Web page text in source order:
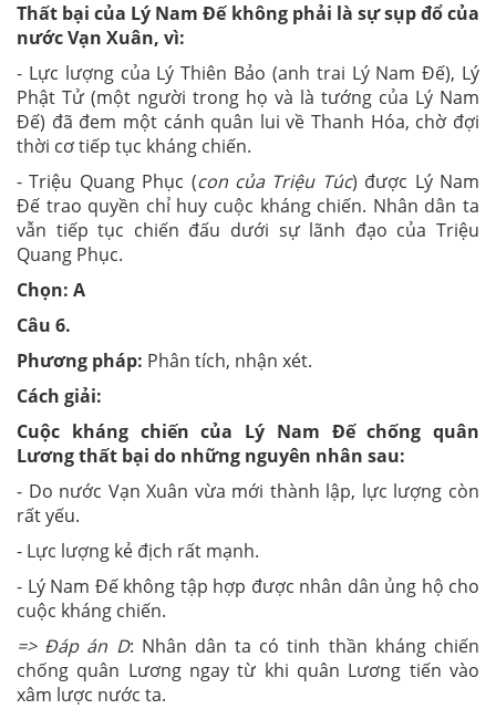
Thất bại của Lý Nam Đế không phải là sự sụp đổ của
nước Vạn Xuân, vì:
- Lực lượng của Lý Thiên Bảo (anh trai Lý Nam Đế), Lý
Phật Tử (một người trong họ và là tướng của Lý Nam
Đế) đã đem một cánh quân lui về Thanh Hóa, chờ đợi
thời cơ tiếp tục kháng chiến.
- Triệu Quang Phục (con của Triệu Túc) được Lý Nam
Đế trao quyền chỉ huy cuộc kháng chiến. Nhân dân ta
vẫn tiếp tục chiến đấu dưới sự lãnh đạo của Triệu
Quang Phục.
Chọn: A
Câu 6.
Phương pháp: Phân tích, nhận xét.
Cách giải:
Cuộc kháng chiến của Lý Nam Đế chống quân
Lương thất bại do những nguyên nhân sau:
- Do nước Vạn Xuân vừa mới thành lập, lực lượng còn
rất yếu.
- Lực lượng kẻ địch rất mạnh.
- Lý Nam Đế không tập hợp được nhân dân ủng hộ cho
cuộc kháng chiến.
=> Đáp án D: Nhân dân ta có tinh thần kháng chiến
chống quân Lương ngay từ khi quân Lương tiến vào
xâm lược nước ta.